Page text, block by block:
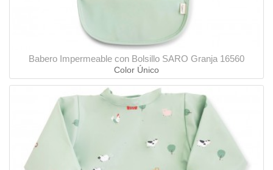
Babero Impermeable con Bolsillo SARO Granja 16560
Color Único